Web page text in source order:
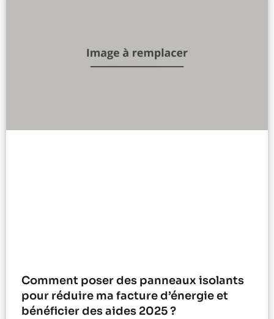
Comment poser des panneaux isolants
pour réduire ma facture d’énergie et
bénéficier des aides 2025 ?